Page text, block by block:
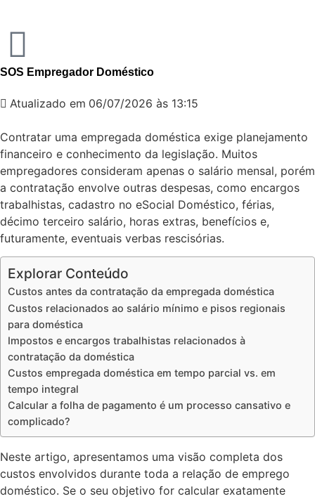
SOS Empregador Doméstico
Atualizado em 06/07/2026 às 13:15
Contratar uma empregada doméstica exige planejamento
financeiro e conhecimento da legislação. Muitos
empregadores consideram apenas o salário mensal, porém
a contratação envolve outras despesas, como encargos
trabalhistas, cadastro no eSocial Doméstico, férias,
décimo terceiro salário, horas extras, benefícios e,
futuramente, eventuais verbas rescisórias.
Explorar Conteúdo
Custos antes da contratação da empregada doméstica
Custos relacionados ao salário mínimo e pisos regionais
para doméstica
Impostos e encargos trabalhistas relacionados à
contratação da doméstica
Custos empregada doméstica em tempo parcial vs. em
tempo integral
Calcular a folha de pagamento é um processo cansativo e
complicado?
Neste artigo, apresentamos uma visão completa dos
custos envolvidos durante toda a relação de emprego
doméstico. Se o seu objetivo for calcular exatamente